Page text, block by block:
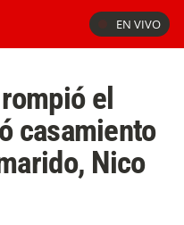
EN VIVO
el
casamiento
Nico